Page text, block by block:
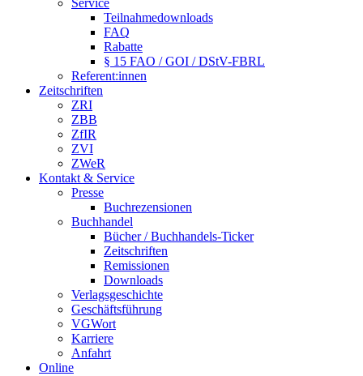
Service
Teilnahmedownloads
FAQ
Rabatte
§ 15 FAO / GOI / DStV-FBRL
Referent:innen
Zeitschriften
ZRI
ZBB
ZfIR
ZVI
ZWeR
Kontakt & Service
Presse
Buchrezensionen
Buchhandel
Bücher / Buchhandels-Ticker
Zeitschriften
Remissionen
Downloads
Verlagsgeschichte
Geschäftsführung
VGWort
Karriere
Anfahrt
Online